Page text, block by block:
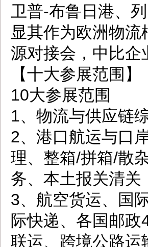
卫普-布鲁日港、
显其作为欧洲物
源对接会，中比企
【十大参展范围】
10大参展范围
1、物流与供应链
2、港口航运与口
理、整箱/拼箱/散
务、本土报关清关
3、航空货运、国
际快递、各国邮
联运、跨境公路运